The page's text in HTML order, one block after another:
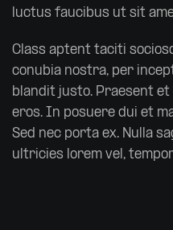
luctus faucibus ut sit
Class aptent taciti
conubia nostra, per
blandit justo. Praesent
eros. In posuere dui et
Sed nec porta ex. Nulla
ultricies lorem vel,